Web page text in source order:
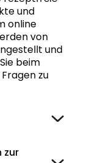
und
online
von
und
beim
zu
zur